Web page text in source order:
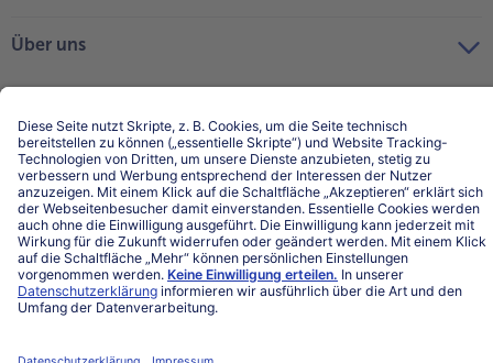
Über uns
Land / Sprache wählen